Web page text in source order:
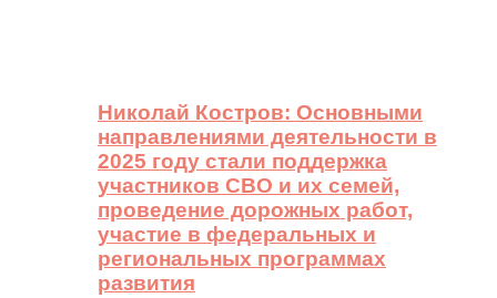
Николай Костров: Основными
направлениями деятельности в
2025 году стали поддержка
участников СВО и их семей,
проведение дорожных работ,
участие в федеральных и
региональных программах
развития